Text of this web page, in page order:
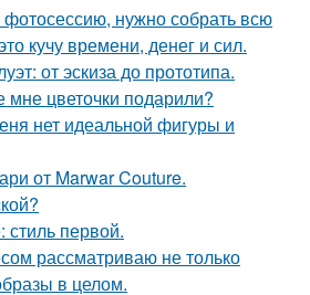
нужно собрать всю
кучу времени, денег и сил.
от эскиза до прототипа.
цветочки подарили?
нет идеальной фигуры и
от Marwar Couture.
стиль первой.
рассматриваю не только
в целом.